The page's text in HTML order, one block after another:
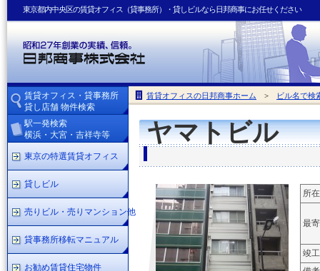
東京都内中央区の賃貸オフィス（貸事務所）・貸しビルなら日邦商事にお任せください
賃貸オフィスの日邦商事ホーム > ビル名で検
ヤマトビル
所
最
竣工
賃貸オフィス・貸事務所
貸し店舗 物件検索
駅一発検索
横浜・大宮・吉祥寺等
東京の特選賃貸オフィス
貸しビル
売りビル・売りマンション他
貸事務所移転マニュアル
お勧め賃貸住宅物件